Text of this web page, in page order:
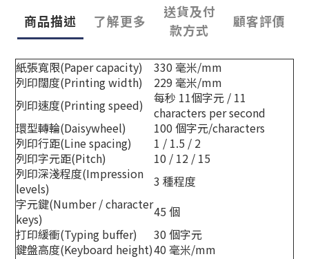
商品描述 了解更多
送貨及付
款方式
顧客評價
紙張寬限(Paper capacity)
330 毫米/mm
列印闊度(Printing width)
229 毫米/mm
列印速度(Printing speed)
每秒 11個字元 / 11
characters per second
環型轉輪(Daisywheel)
100 個字元/characters
列印行距(Line spacing)
1 / 1.5 / 2
列印字元距(Pitch)
10 / 12 / 15
列印深淺程度(Impression
levels)
3 種程度
字元鍵(Number / character
keys)
45 個
打印緩衝(Typing buffer)
30 個字元
鍵盤高度(Keyboard height)40 毫米/mm